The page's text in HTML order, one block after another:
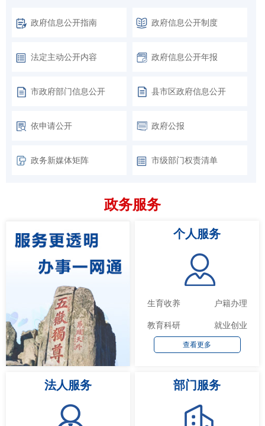
政府信息公开指南 政府信息公开制度
法定主动公开内容 政府信息公开年报
市政府部门信息公开 县市区政府信息公开
依申请公开 政府公报
政务新媒体矩阵 市级部门权责清单
政务服务
个人服务
生育收养
户籍办理
教育科研
就业创业
查看更多
法人服务 部门服务